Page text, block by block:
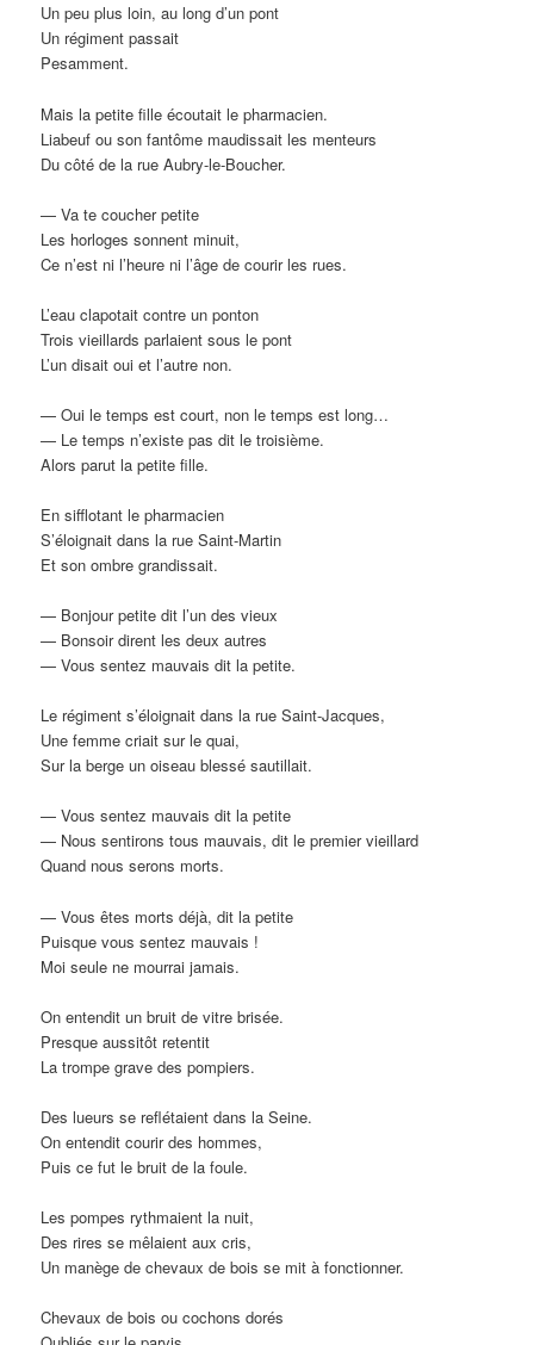
Un peu plus loin, au long d’un pont
Un régiment passait
Pesamment.
Mais la petite fille écoutait le pharmacien.
Liabeuf ou son fantôme maudissait les menteurs
Du côté de la rue Aubry-le-Boucher.
— Va te coucher petite
Les horloges sonnent minuit,
Ce n’est ni l’heure ni l’âge de courir les rues.
L’eau clapotait contre un ponton
Trois vieillards parlaient sous le pont
L’un disait oui et l’autre non.
— Oui le temps est court, non le temps est long…
— Le temps n’existe pas dit le troisième.
Alors parut la petite fille.
En sifflotant le pharmacien
S’éloignait dans la rue Saint-Martin
Et son ombre grandissait.
— Bonjour petite dit l’un des vieux
— Bonsoir dirent les deux autres
— Vous sentez mauvais dit la petite.
Le régiment s’éloignait dans la rue Saint-Jacques,
Une femme criait sur le quai,
Sur la berge un oiseau blessé sautillait.
— Vous sentez mauvais dit la petite
— Nous sentirons tous mauvais, dit le premier vieillard
Quand nous serons morts.
— Vous êtes morts déjà, dit la petite
Puisque vous sentez mauvais !
Moi seule ne mourrai jamais.
On entendit un bruit de vitre brisée.
Presque aussitôt retentit
La trompe grave des pompiers.
Des lueurs se reflétaient dans la Seine.
On entendit courir des hommes,
Puis ce fut le bruit de la foule.
Les pompes rythmaient la nuit,
Des rires se mêlaient aux cris,
Un manège de chevaux de bois se mit à fonctionner.
Chevaux de bois ou cochons dorés